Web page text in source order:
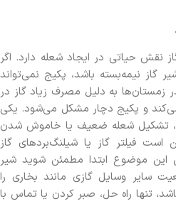
نقش حیاتی در ایجاد شعله دارد. اگر
گاز نیمه‌بسته باشد، پکیج نمی‌تواند
زمستان‌ها به دلیل مصرف زیاد گاز در
و پکیج دچار مشکل می‌شود. یکی
تشکیل شعله ضعیف یا خاموش شدن
فیلتر گاز یا شیلنگ‌بردهای گاز
این موضوع ابتدا مطمئن شوید شیر
سایر وسایل گازی مانند بخاری را
تنها راه حل، صبر کردن یا تماس با